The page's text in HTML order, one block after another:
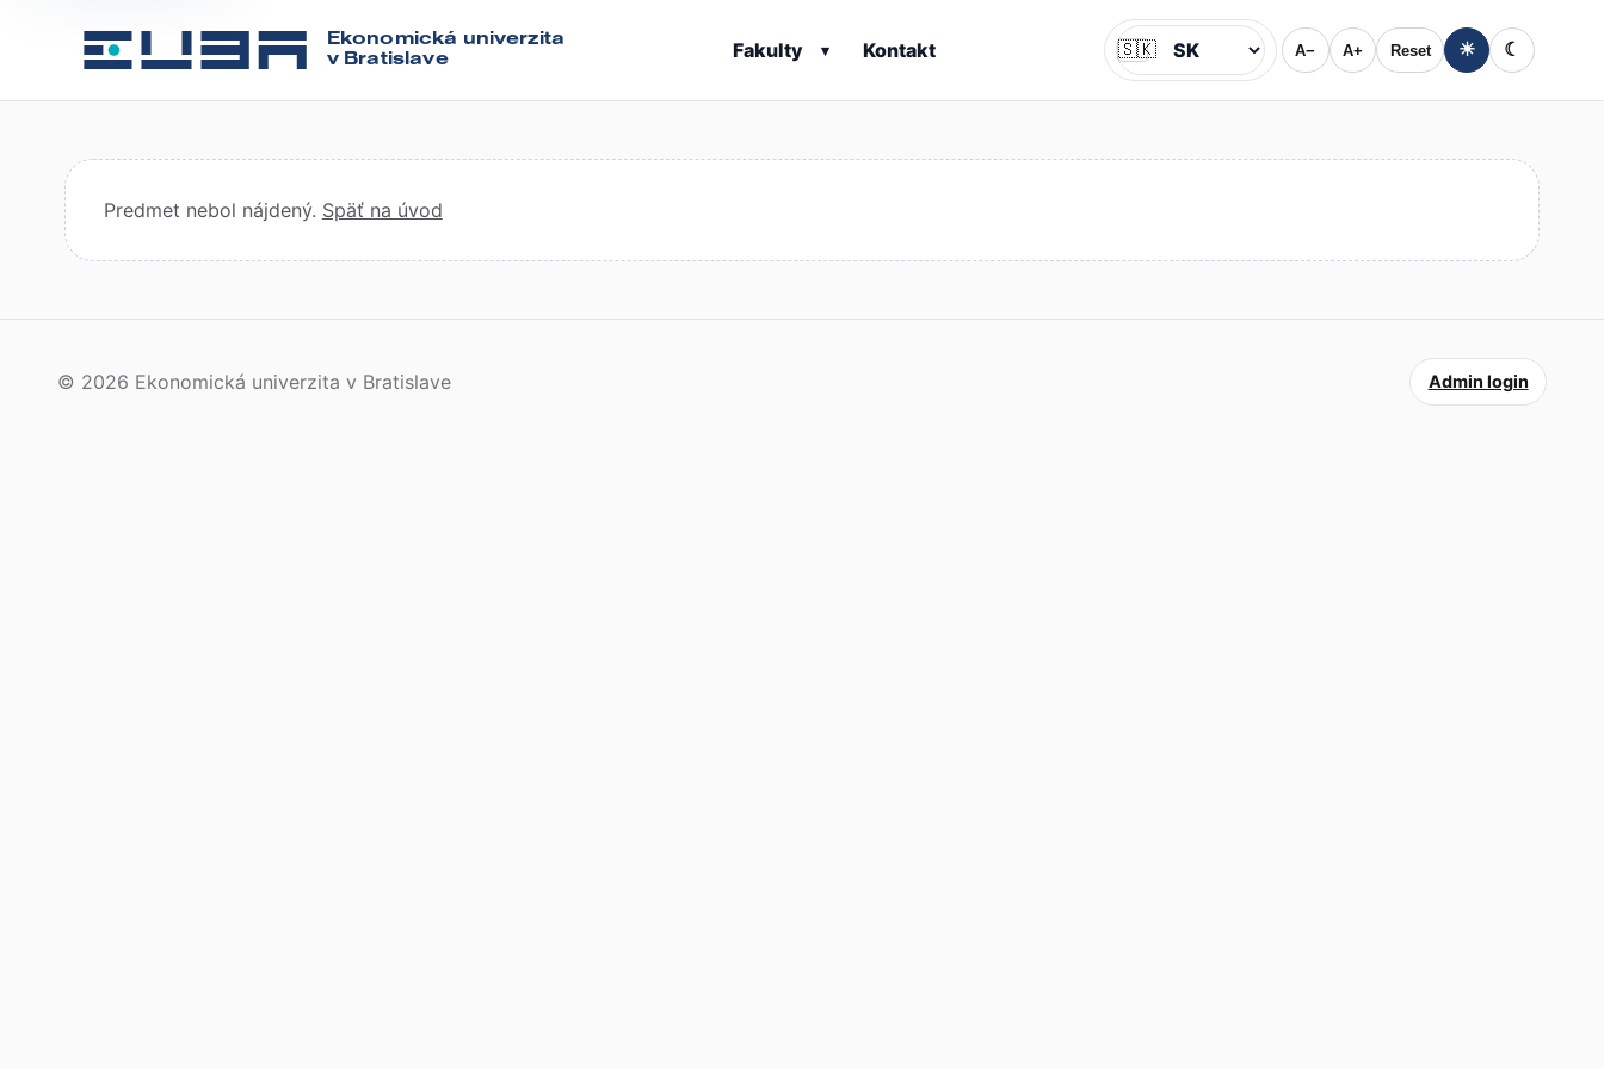
Ekonomická univerzita
v Bratislave
Fakulty ▾ Kontakt Jazyk
🇸🇰 A− A+ Reset ☀ ☾
Predmet nebol nájdený. Späť na úvod
© 2026 Ekonomická univerzita v Bratislave Admin login